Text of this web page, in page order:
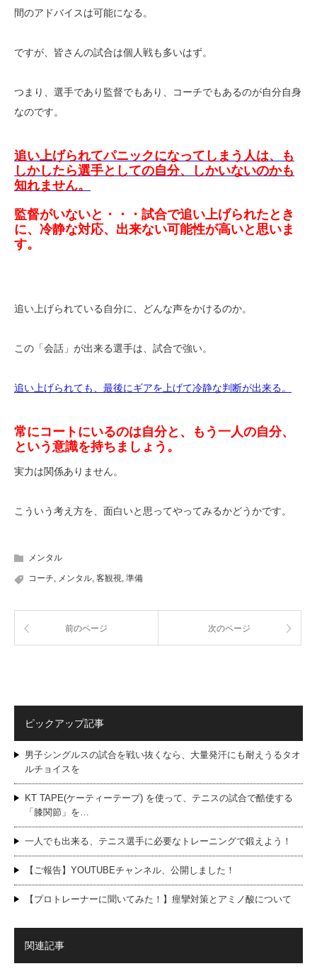
間のアドバイスは可能になる。
ですが、皆さんの試合は個人戦も多いはず。
つまり、選手であり監督でもあり、コーチでもあるのが自分自身
なのです。
追い上げられてパニックになってしまう人は、も
しかしたら選手としての自分、しかいないのかも
知れません。
監督がいないと・・・試合で追い上げられたとき
に、冷静な対応、出来ない可能性が高いと思いま
す。
追い上げられている自分に、どんな声をかけるのか。
この「会話」が出来る選手は、試合で強い。
追い上げられても、最後にギアを上げて冷静な判断が出来る。
常にコートにいるのは自分と、もう一人の自分、
という意識を持ちましょう。
実力は関係ありません。
こういう考え方を、面白いと思ってやってみるかどうかです。
メンタル
コーチ, メンタル, 客観視, 準備
前のページ 次のページ
ピックアップ記事
男子シングルスの試合を戦い抜くなら、大量発汗にも耐えうるタオ
ルチョイスを
KT TAPE(ケーティーテープ) を使って、テニスの試合で酷使する
「膝関節」を…
一人でも出来る、テニス選手に必要なトレーニングで鍛えよう！
【ご報告】YOUTUBEチャンネル、公開しました！
【プロトレーナーに聞いてみた！】痙攣対策とアミノ酸について
関連記事